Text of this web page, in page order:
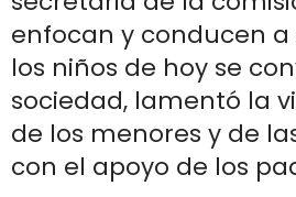
enfocan y conducen
los niños de hoy se
sociedad, lamentó la
de los menores y de
con el apoyo de los